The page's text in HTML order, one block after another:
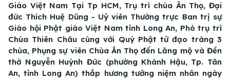
Giáo Việt Nam Tại Tp HCM, Trụ trì chùa Ân Thọ, Đại
đức Thích Huệ Dũng - Uỷ viên Thường trực Ban trị sự
Giáo hội Phật giáo Việt Nam tỉnh Long An, Phó trụ trì
Chùa Thiên Châu cùng với Quý Phật tử đạo tràng 3
chùa, Phụng sự viên Chùa Ân Thọ đến Lăng mộ và Đền
thờ Nguyễn Huỳnh Đức (phường Khánh Hậu, Tp. Tân
An, tỉnh Long An) thắp hương tưởng niệm nhân ngày